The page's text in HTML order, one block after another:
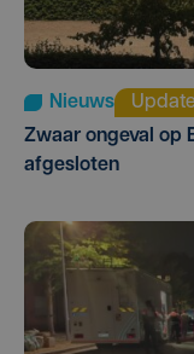
Nieuws
Zwaar ongeval op
afgesloten